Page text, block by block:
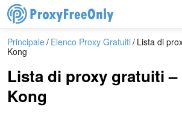
Principale Elenco Proxy Gratuiti Lista di
Kong
Lista di proxy gratuiti –
Kong